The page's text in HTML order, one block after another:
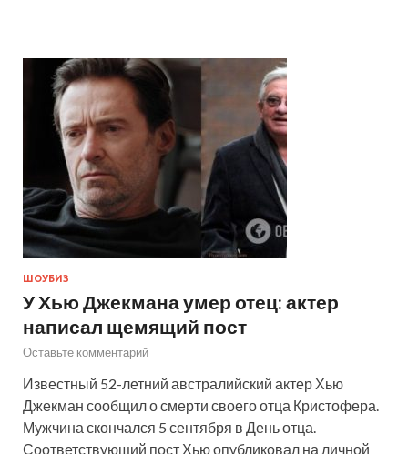
ШОУБИЗ
У Хью Джекмана умер отец: актер
написал щемящий пост
Оставьте комментарий
Известный 52-летний австралийский актер Хью
Джекман сообщил о смерти своего отца Кристофера.
Мужчина скончался 5 сентября в День отца.
Соответствующий пост Хью опубликовал на личной